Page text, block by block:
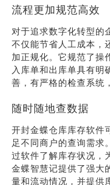
流程更加规范高效
对于追求数字化转型的
不仅能节省人工成本，
加正规化。它规范了操
入库单和出库单具有明
善，有严格的检查系统
随时随地查数据
开封金蝶仓库库存软件
足不同商户的查询需求
过软件了解库存状况，
金蝶智慧记提供了强大
量和流动情况，并提供